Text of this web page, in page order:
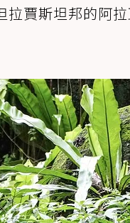
賈斯坦邦的阿